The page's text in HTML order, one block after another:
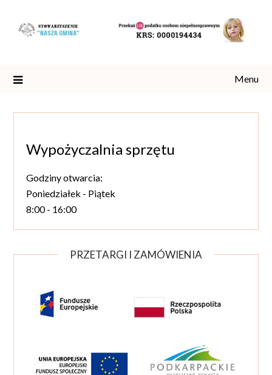
content
Menu
Wypożyczalnia sprzętu
Godziny otwarcia:
Poniedziałek - Piątek
8:00 - 16:00
PRZETARGI I ZAMÓWIENIA